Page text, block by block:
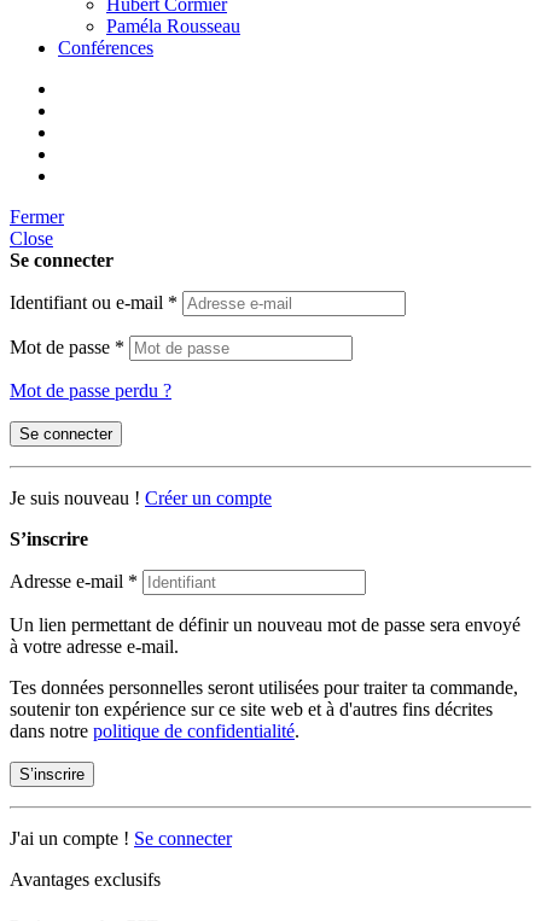
Hubert Cormier
Paméla Rousseau
Conférences
Fermer
Close
Se connecter
Identifiant ou e-mail *
Mot de passe *
Mot de passe perdu ?
Se connecter
Je suis nouveau ! Créer un compte
S’inscrire
Adresse e-mail *
Un lien permettant de définir un nouveau mot de passe sera envoyé
à votre adresse e-mail.
Tes données personnelles seront utilisées pour traiter ta commande,
soutenir ton expérience sur ce site web et à d'autres fins décrites
dans notre politique de confidentialité.
S’inscrire
J'ai un compte ! Se connecter
Avantages exclusifs